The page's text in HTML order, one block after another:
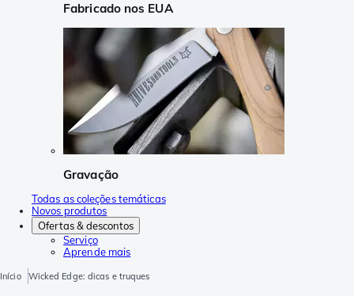
Fabricado nos EUA
Gravação
Todas as coleções temáticas
Novos produtos
Ofertas & descontos
Serviço
Aprende mais
Início Wicked Edge: dicas e truques